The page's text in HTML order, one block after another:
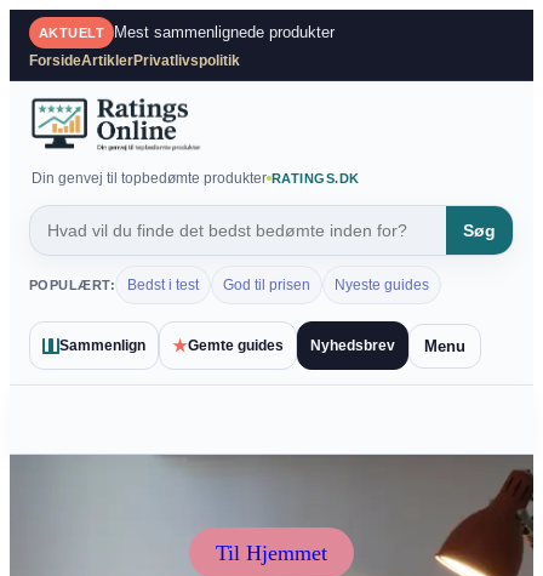
Spring
indhold
AKTUELT Mest sammenlignede produkter
ForsideArtiklerPrivatlivspolitik
Din genvej til topbedømte produkter RATINGS.DK
Søg
POPULÆRT: Bedst i test God til prisen Nyeste guides
Sammenlign ★Gemte guides Nyhedsbrev Menu
Til Hjemmet